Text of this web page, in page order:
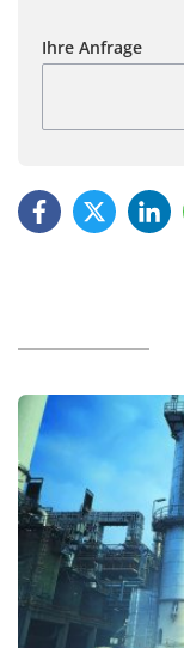
Ihre Anfrage